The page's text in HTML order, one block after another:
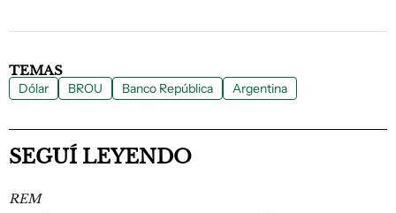
TEMAS
Dólar BROU Banco República Argentina
SEGUÍ LEYENDO
REM